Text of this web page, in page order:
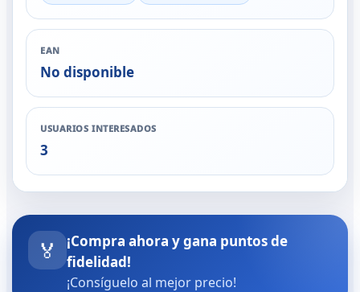
EAN
No disponible
USUARIOS INTERESADOS
3
🏅
¡Compra ahora y gana puntos de
fidelidad!
¡Consíguelo al mejor precio!